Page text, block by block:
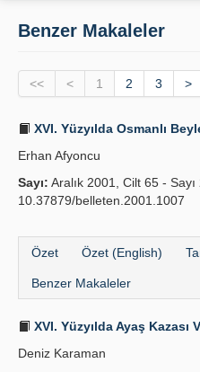
Dergi Kurulları
İlkeler
Yayın Politikaları
Benzer Makaleler
<< < 1 2 3 >
XVI. Yüzyılda Osmanlı
Erhan Afyoncu
Sayı: Aralık 2001, Cilt 65 - Sayı
10.37879/belleten.2001.1007
Özet Özet (English)
Benzer Makaleler
XVI. Yüzyılda Ayaş Kazası
Deniz Karaman